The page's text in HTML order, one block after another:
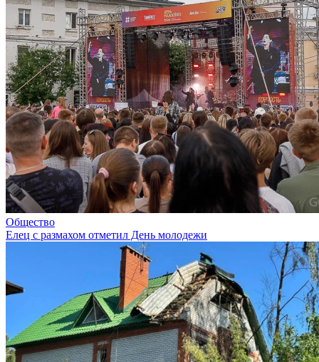
Общество
Елец с размахом отметил День молодежи